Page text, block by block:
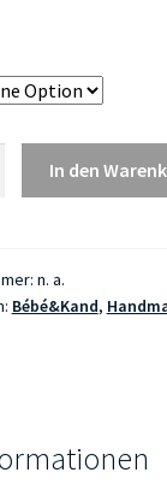
In den
n. a.
Bébé&Kand,